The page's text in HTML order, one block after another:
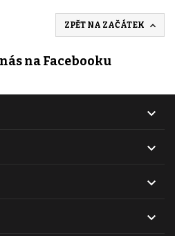
ZPĚT NA ZAČÁTEK 
na Facebooku



